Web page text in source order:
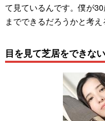
て見ているんです。僕が
までできるだろうかと考え
目を見て芝居をできな